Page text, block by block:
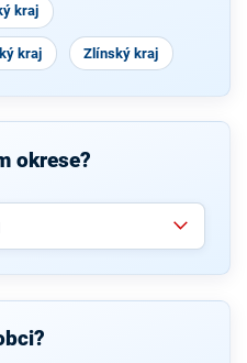
kraj
kraj Zlínský kraj
okrese?